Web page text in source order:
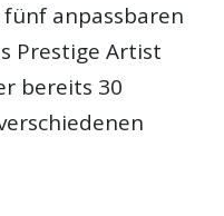
anpassbaren
Prestige Artist
bereits 30